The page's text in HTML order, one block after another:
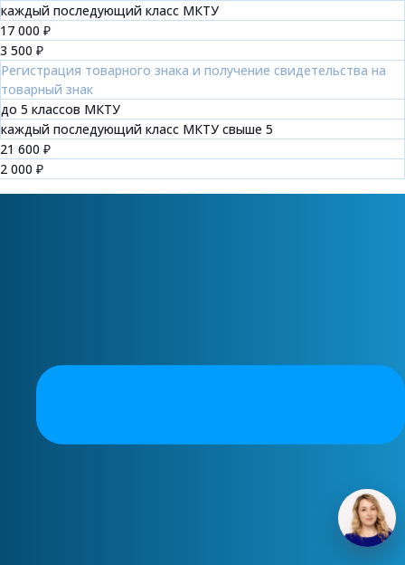
каждый последующий класс МКТУ
17 000 ₽
3 500 ₽
Регистрация товарного знака и получение свидетельства на
товарный знак
до 5 классов МКТУ
каждый последующий класс МКТУ свыше 5
21 600 ₽
2 000 ₽